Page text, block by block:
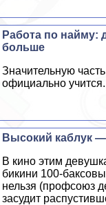
Работа по найму:
больше
Значительную
официально
Высокий каблук
В кино этим
бикини 100-
нельзя (профсоюз
засудит